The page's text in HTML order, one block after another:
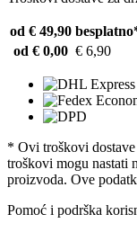
od € 49,90
od € 0,00 € 6,90
* Ovi troškovi dostave
troškovi mogu nastati
proizvoda. Ove
Pomoć i podrška